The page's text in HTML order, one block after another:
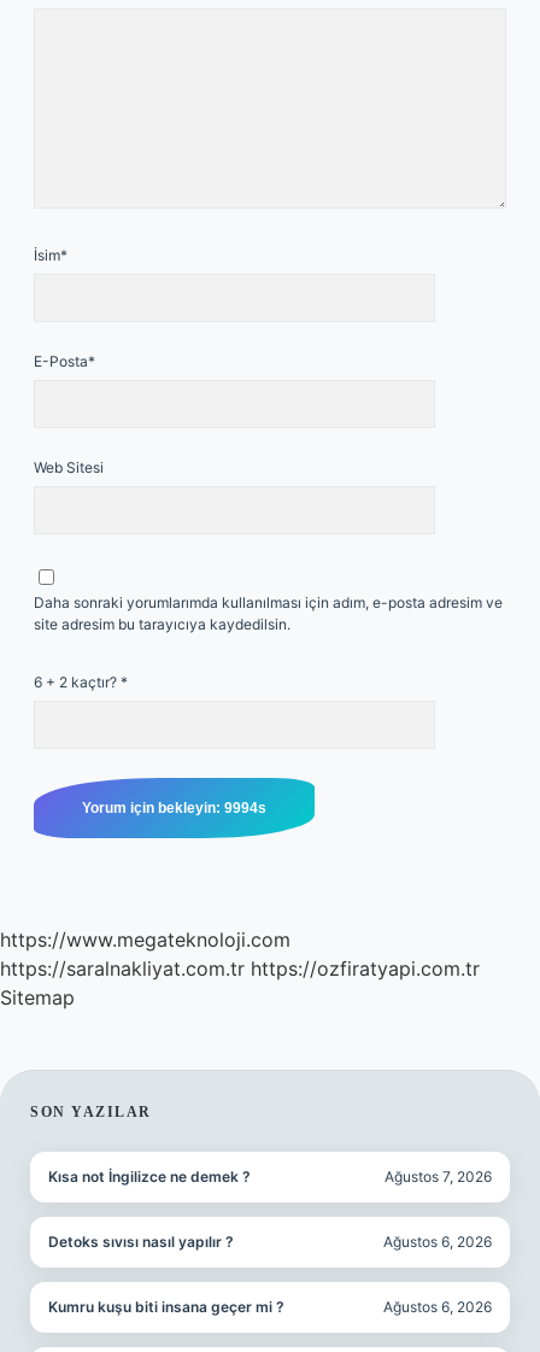
İsim*
E-Posta*
Web Sitesi
Daha sonraki yorumlarımda kullanılması için adım, e-posta adresim ve
site adresim bu tarayıcıya kaydedilsin.
6 + 2 kaçtır? *
https://www.megateknoloji.com
https://saralnakliyat.com.tr https://ozfiratyapi.com.tr
Sitemap
SIDEBAR
SON YAZILAR
Kısa not İngilizce ne demek ? Ağustos 7, 2026
Detoks sıvısı nasıl yapılır ? Ağustos 6, 2026
Kumru kuşu biti insana geçer mi ? Ağustos 6, 2026